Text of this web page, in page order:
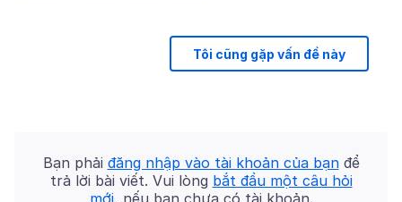
Tôi cũng gặp vấn đề này
Bạn phải đăng nhập vào tài khoản của bạnđể
trả lời bài viết. Vui lòng bắt đầu một câu hỏi